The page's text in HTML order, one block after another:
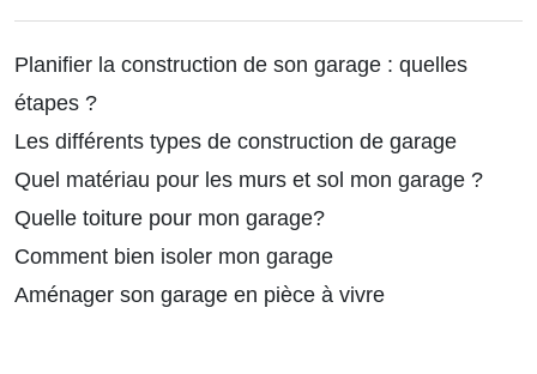
Planifier la construction de son garage : quelles
étapes ?
Les différents types de construction de garage
Quel matériau pour les murs et sol mon garage ?
Quelle toiture pour mon garage?
Comment bien isoler mon garage
Aménager son garage en pièce à vivre